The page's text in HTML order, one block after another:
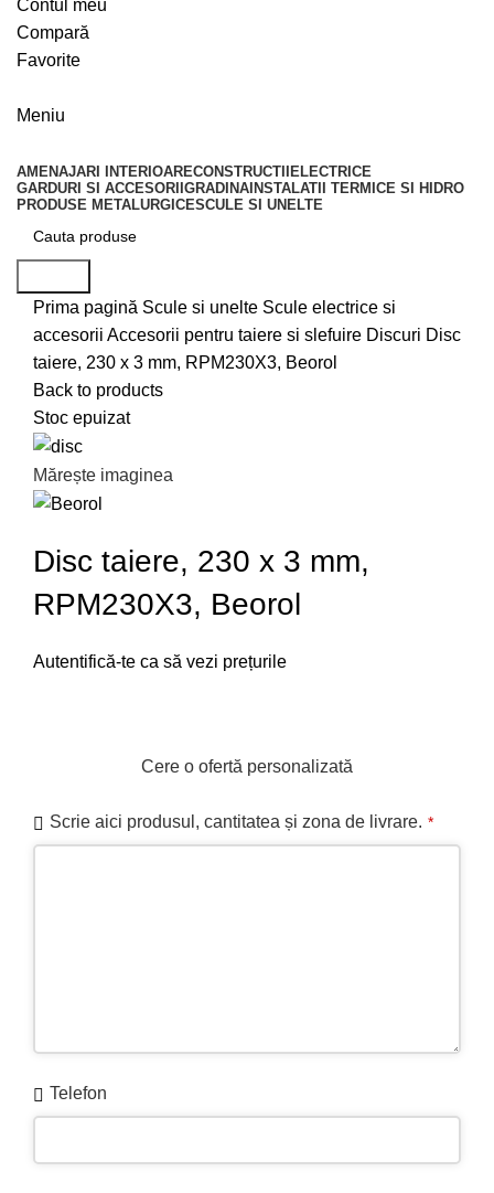
Contul meu
Compară
Favorite
Meniu
AMENAJARI INTERIOARECONSTRUCTIIELECTRICE
GARDURI SI ACCESORIIGRADINAINSTALATII TERMICE SI HIDRO
PRODUSE METALURGICESCULE SI UNELTE
Prima pagină Scule si unelte Scule electrice si
accesorii Accesorii pentru taiere si slefuire Discuri Disc
taiere, 230 x 3 mm, RPM230X3, Beorol
Back to products
Stoc epuizat
Mărește imaginea
Disc taiere, 230 x 3 mm,
RPM230X3, Beorol
Autentifică-te ca să vezi prețurile
Cere o ofertă personalizată
Scrie aici produsul, cantitatea și zona de livrare. *
Telefon